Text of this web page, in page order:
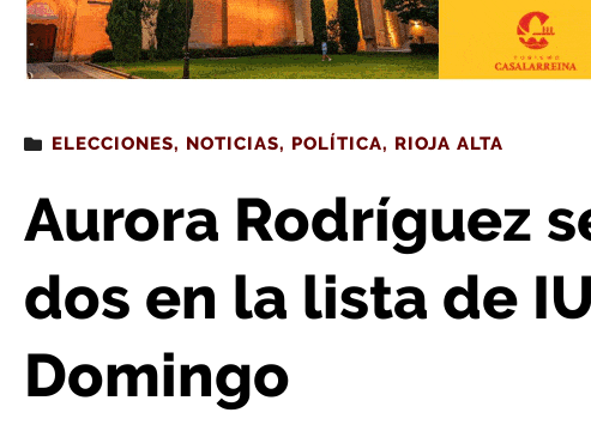
Estás leyendo : Aurora Rodríguez será la número dos en la
ELECCIONES, NOTICIAS, POLÍTICA, RIOJA ALTA
Aurora Rodríguez
dos en la lista de
Domingo